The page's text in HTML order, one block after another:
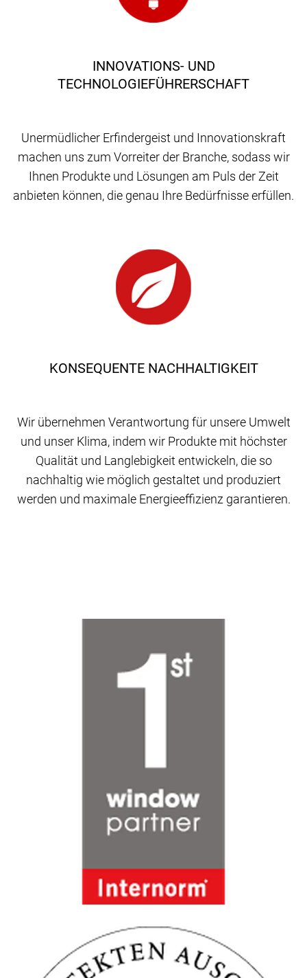
KONSEQUENTE NACHHALTIGKEIT
Wir übernehmen Verantwortung für unsere Umwelt
und unser Klima, indem wir Produkte mit höchster
Qualität und Langlebigkeit entwickeln, die so
nachhaltig wie möglich gestaltet und produziert
werden und maximale Energieeffizienz garantieren.
INNOVATIONS- UND
TECHNOLOGIEFÜHRERSCHAFT
Unermüdlicher Erfindergeist und Innovationskraft
machen uns zum Vorreiter der Branche, sodass wir
Ihnen Produkte und Lösungen am Puls der Zeit
anbieten können, die genau Ihre Bedürfnisse erfüllen.